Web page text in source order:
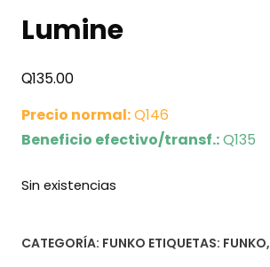
Lumine
Q135.00
Precio normal:Q146
Beneficio efectivo/transf.:Q135
Sin existencias
CATEGORÍA: FUNKO ETIQUETAS: FUNKO,